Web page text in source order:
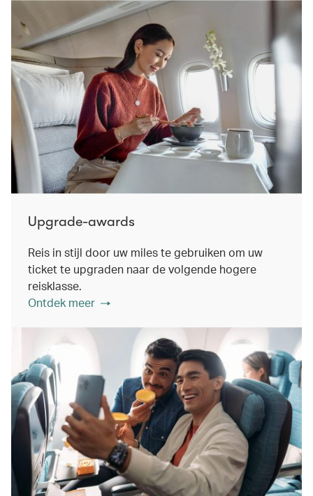
Upgrade-awards
Reis in stijl door uw miles te gebruiken om uw
ticket te upgraden naar de volgende hogere
reisklasse.
Ontdek meer